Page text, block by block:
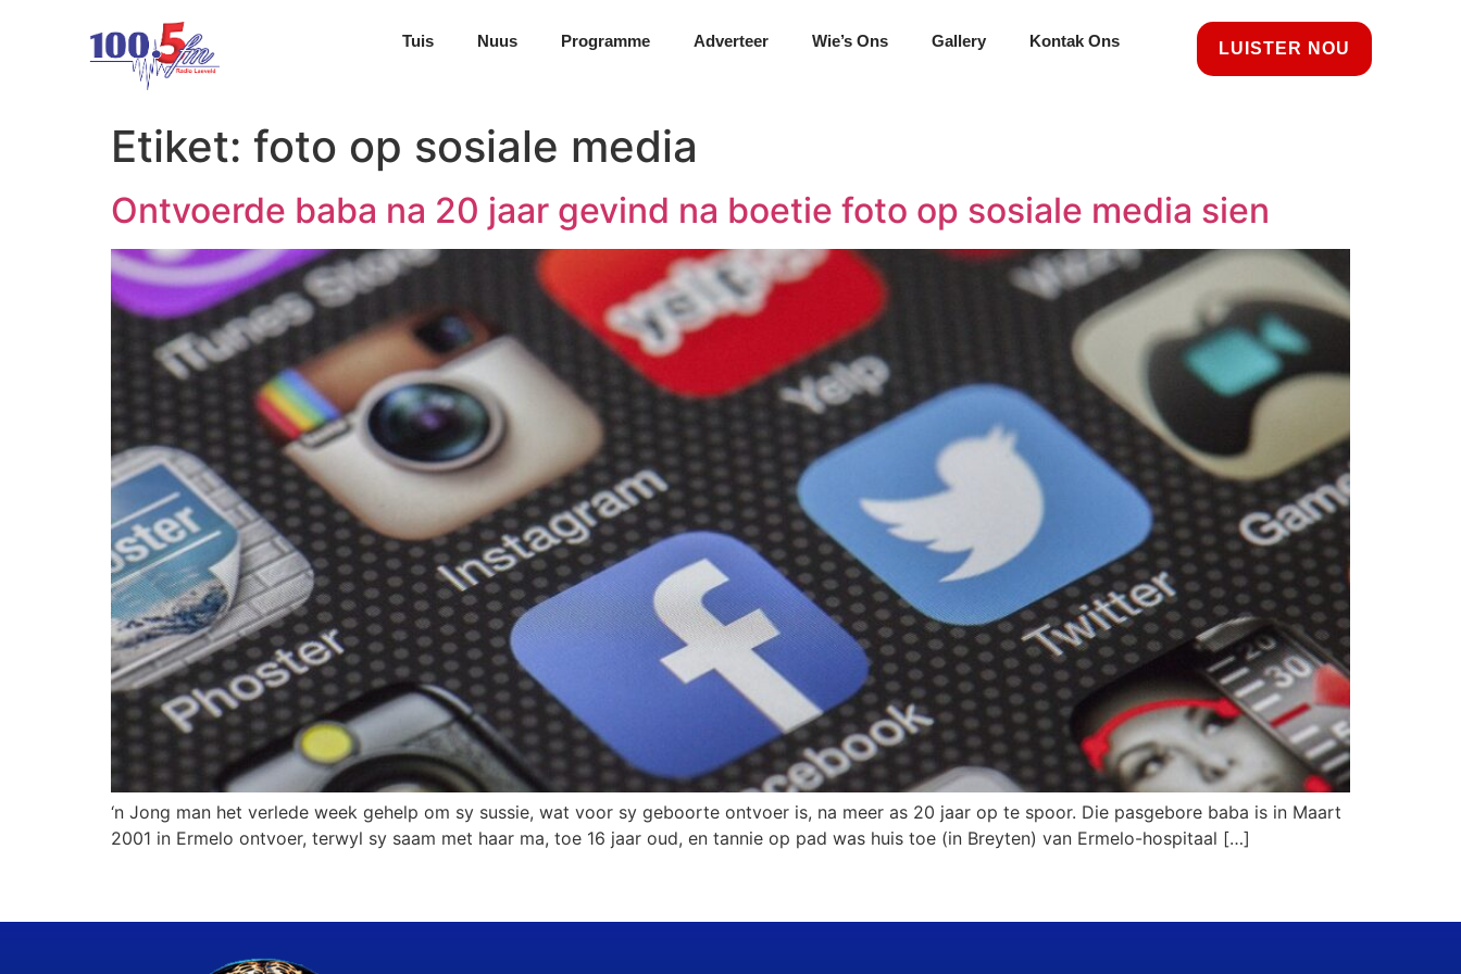
Tuis Nuus Programme Adverteer Wie’s Ons Gallery Kontak Ons LUISTER NOU
Etiket: foto op sosiale media
Ontvoerde baba na 20 jaar gevind na boetie foto op sosiale media sien
‘n Jong man het verlede week gehelp om sy sussie, wat voor sy geboorte ontvoer is, na meer as 20 jaar op te spoor. Die pasgebore baba is in Maart
2001 in Ermelo ontvoer, terwyl sy saam met haar ma, toe 16 jaar oud, en tannie op pad was huis toe (in Breyten) van Ermelo-hospitaal […]